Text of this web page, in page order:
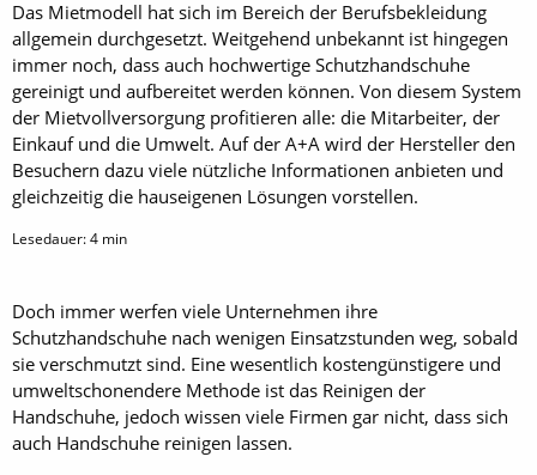
Das Mietmodell hat sich im Bereich der Berufsbekleidung
allgemein durchgesetzt. Weitgehend unbekannt ist hingegen
immer noch, dass auch hochwertige Schutzhandschuhe
gereinigt und aufbereitet werden können. Von diesem System
der Mietvollversorgung profitieren alle: die Mitarbeiter, der
Einkauf und die Umwelt. Auf der A+A wird der Hersteller den
Besuchern dazu viele nützliche Informationen anbieten und
gleichzeitig die hauseigenen Lösungen vorstellen.
Lesedauer:4 min
Doch immer werfen viele Unternehmen ihre
Schutzhandschuhe nach wenigen Einsatzstunden weg, sobald
sie verschmutzt sind. Eine wesentlich kostengünstigere und
umweltschonendere Methode ist das Reinigen der
Handschuhe, jedoch wissen viele Firmen gar nicht, dass sich
auch Handschuhe reinigen lassen.